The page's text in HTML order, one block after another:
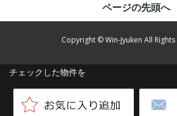
チェックした物件を
ページの先頭へ
Copyright © Win-Jyuken All Rights